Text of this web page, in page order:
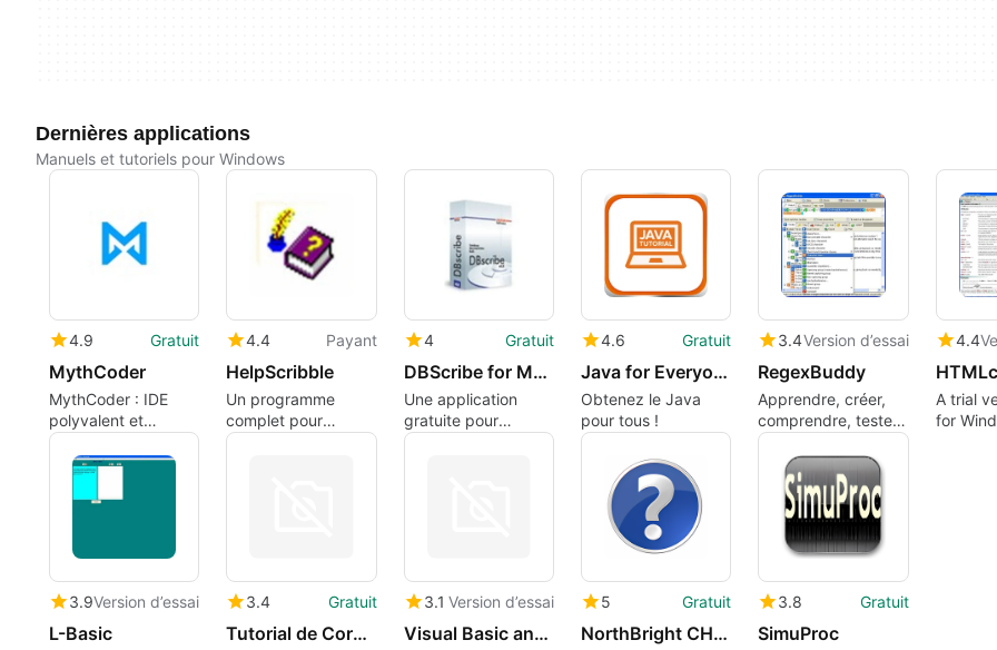
Dernières applications
Manuels et tutoriels pour Windows
4.9 Gratuit
MythCoder
MythCoder : IDE
polyvalent et
efficace
4.4 Payant
HelpScribble
Un programme
complet pour
Windows, par Jan
4 Gratuit
DBScribe for MySQL
Une application
gratuite pour
Windows, par
4.6 Gratuit
Java for Everyone
Obtenez le Java
pour tous !
3.4Version d’essai
RegexBuddy
Apprendre, créer,
comprendre, tester,
utiliser et
sauvegarder les
expressions
régulières
4.4
A trial
for
3.9Version d’essai
L-Basic
3.4 Gratuit
Tutorial de CorelDraw 10
3.1 Version d’essai
Visual Basic and Databases
5 Gratuit
NorthBright CHM Tool
3.8 Gratuit
SimuProc